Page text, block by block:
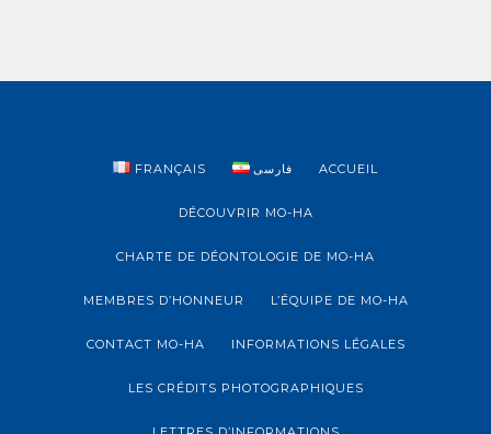
FRANÇAIS فارسی ACCUEIL
DÉCOUVRIR MO-HA
CHARTE DE DÉONTOLOGIE DE MO-HA
MEMBRES D’HONNEUR L’ÉQUIPE DE MO-HA
CONTACT MO-HA INFORMATIONS LÉGALES
LES CRÉDITS PHOTOGRAPHIQUES